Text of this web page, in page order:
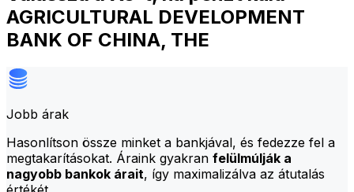
AGRICULTURAL DEVELOPMENT
BANK OF CHINA, THE
Jobb árak
Hasonlítson össze minket a bankjával, és fedezze fel a
megtakarításokat. Áraink gyakran felülmúlják a
nagyobb bankok árait, így maximalizálva az átutalás